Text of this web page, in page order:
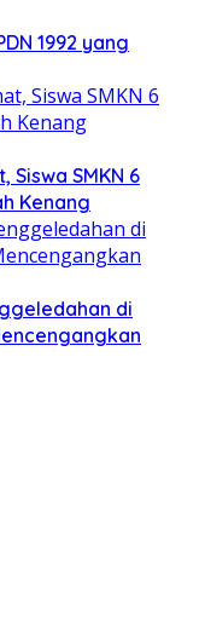
1992 yang
Siswa SMKN 6
Kenang
di